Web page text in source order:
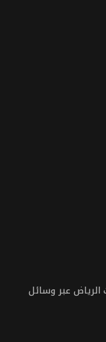
الرياض عبر وسائل